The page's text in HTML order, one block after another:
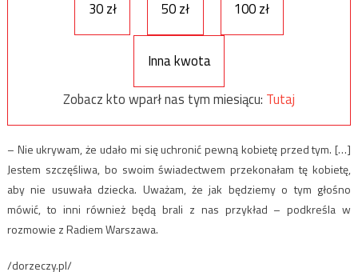
30 zł 50 zł 100 zł
Inna kwota
Zobacz kto wparł nas tym miesiącu: Tutaj
– Nie ukrywam, że udało mi się uchronić pewną kobietę przed tym. […]
Jestem szczęśliwa, bo swoim świadectwem przekonałam tę kobietę,
aby nie usuwała dziecka. Uważam, że jak będziemy o tym głośno
mówić, to inni również będą brali z nas przykład – podkreśla w
rozmowie z Radiem Warszawa.
/dorzeczy.pl/